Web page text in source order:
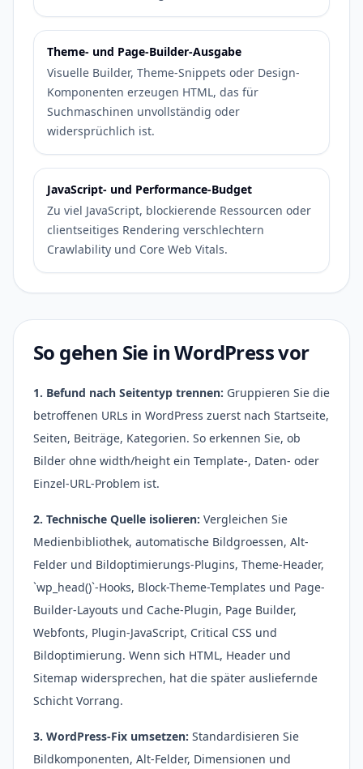
Theme- und Page-Builder-Ausgabe
Visuelle Builder, Theme-Snippets oder Design-
Komponenten erzeugen HTML, das für
Suchmaschinen unvollständig oder
widersprüchlich ist.
JavaScript- und Performance-Budget
Zu viel JavaScript, blockierende Ressourcen oder
clientseitiges Rendering verschlechtern
Crawlability und Core Web Vitals.
So gehen Sie in WordPress vor
1. Befund nach Seitentyp trennen: Gruppieren Sie die
betroffenen URLs in WordPress zuerst nach Startseite,
Seiten, Beiträge, Kategorien. So erkennen Sie, ob
Bilder ohne width/height ein Template-, Daten- oder
Einzel-URL-Problem ist.
2. Technische Quelle isolieren: Vergleichen Sie
Medienbibliothek, automatische Bildgroessen, Alt-
Felder und Bildoptimierungs-Plugins, Theme-Header,
`wp_head()`-Hooks, Block-Theme-Templates und Page-
Builder-Layouts und Cache-Plugin, Page Builder,
Webfonts, Plugin-JavaScript, Critical CSS und
Bildoptimierung. Wenn sich HTML, Header und
Sitemap widersprechen, hat die später ausliefernde
Schicht Vorrang.
3. WordPress-Fix umsetzen: Standardisieren Sie
Bildkomponenten, Alt-Felder, Dimensionen und